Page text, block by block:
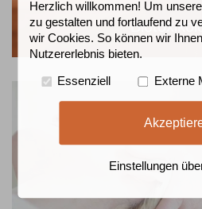
Herzlich willkommen! Um
zu gestalten und fortlaufend zu
wir Cookies. So können wir
Nutzererlebnis bieten.
Essenziell Externe
Einstellungen